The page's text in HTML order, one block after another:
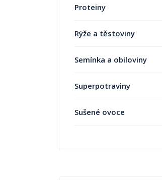
Proteiny
Rýže a těstoviny
Semínka a obiloviny
Superpotraviny
Sušené ovoce